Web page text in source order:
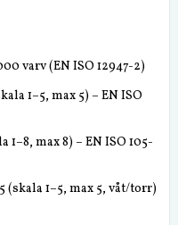
varv (EN ISO 12947-2)
1–5, max 5) – EN ISO
1–8, max 8) – EN ISO 105-
(skala 1–5, max 5, våt/torr)